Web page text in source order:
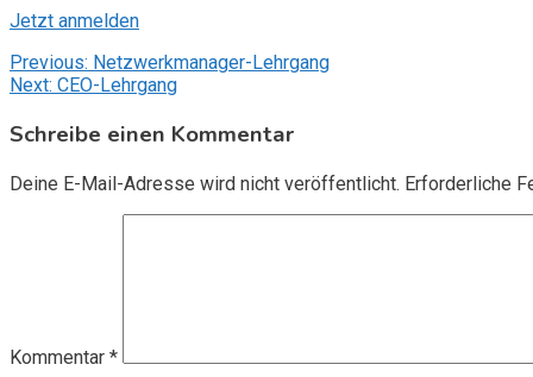
Jetzt anmelden
Beitragsnavigation
Previous: Netzwerkmanager-Lehrgang
Next: CEO-Lehrgang
Schreibe einen Kommentar
Deine E-Mail-Adresse wird nicht veröffentlicht. Erforderliche
Kommentar *